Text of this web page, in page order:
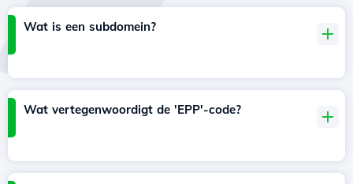
Wat is een subdomein?
Wat vertegenwoordigt de 'EPP'-code?